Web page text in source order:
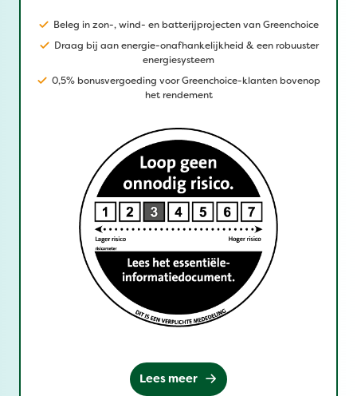
Beleg in zon-, wind- en batterijprojecten van Greenchoice
Draag bij aan energie-onafhankelijkheid & een robuuster
energiesysteem
0,5% bonusvergoeding voor Greenchoice-klanten bovenop
het rendement
Lees meer